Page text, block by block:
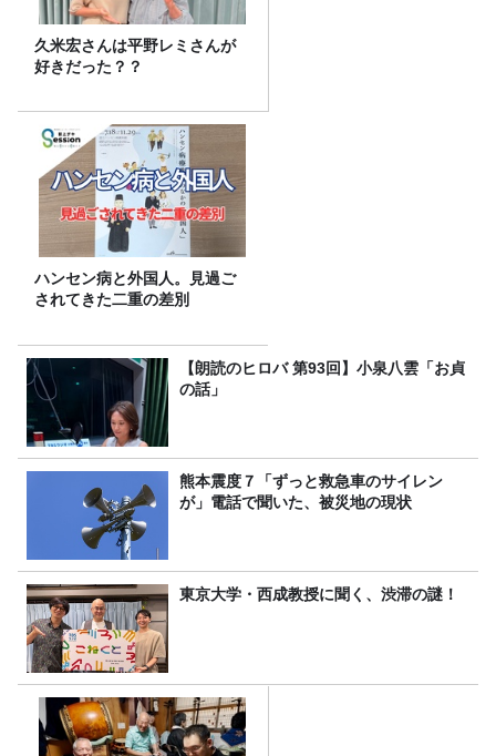
久米宏さんは平野レミさんが
好きだった？？
ハンセン病と外国人。見過ご
されてきた二重の差別
【朗読のヒロバ 第93回】小泉八雲「お貞
の話」
熊本震度７「ずっと救急車のサイレン
が」電話で聞いた、被災地の現状
東京大学・西成教授に聞く、渋滞の謎！